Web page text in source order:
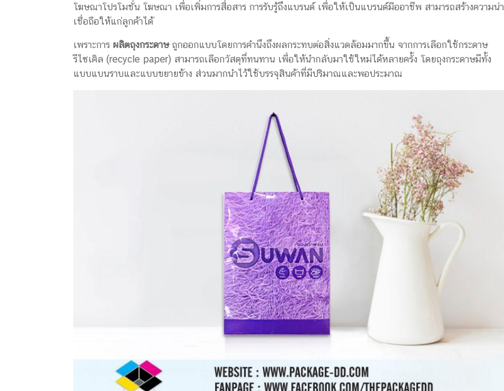
โฆษณาโปรโมชั่น โฆษณา เพื่อเพิ่มการสื่อสาร การรับรู้ถึงแบรนด์ เพื่อให้เป็นแบรนด์มืออาชีพ สามารถสร้างความน่า
เชื่อถือให้แก่ลูกค้าได้
เพราะการ ผลิตถุงกระดาษถูกออกแบบโดยการคำนึงถึงผลกระทบต่อสิ่งแวดล้อมมากขึ้น จากการเลือกใช้กระดาษ
รีไซเคิล (recycle paper) สามารถเลือกวัสดุที่ทนทาน เพื่อให้นำกลับมาใช้ใหม่ได้หลายครั้ง โดยถุงกระดาษมีทั้ง
แบบแบนราบและแบบขยายข้าง ส่วนมากนำไว้ใช้บรรจุสินค้าที่มีปริมาณและพอประมาณ